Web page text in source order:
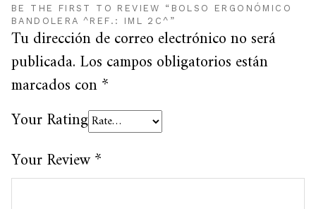
BE THE FIRST TO REVIEW “BOLSO ERGONÓMICO
BANDOLERA ^REF.: IML 2C^”
Tu dirección de correo electrónico no será
publicada. Los campos obligatorios están
marcados con*
Your Rating
Your Review*